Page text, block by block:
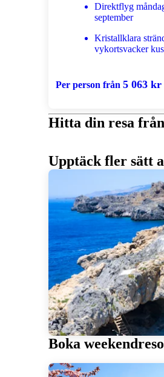
Direktflyg
september
Kristallklara
vykortsvacker
Per person från 5 063 kr
Hitta din resa
Upptäck fler sätt
Boka